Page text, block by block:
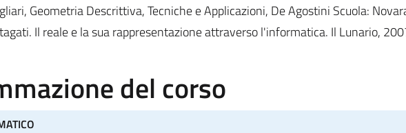
Geometria Descrittiva, Tecniche e Applicazioni, De Agostini Scuola:
Il reale e la sua rappresentazione attraverso l'informatica. Il Lunario,
del corso